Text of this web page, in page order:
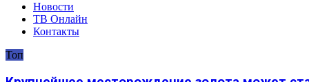
Новости
ТВ Онлайн
Контакты
Топ